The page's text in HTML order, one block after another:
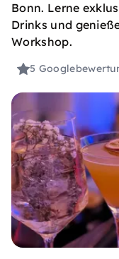
Bonn. Lerne
Drinks und
Workshop.
5